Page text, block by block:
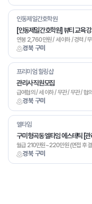
경북 구미
인동제일간호학원
[인동제일간호학원] 뷰티 교육
연봉 2,760만원 / 세 이하 / 경력 /
경북 구미
프리미엄 힐링샵
관리사 직원모집
급여협의 / 세 이하 / 무관 / 무관 / 협
경북 구미
엘타임
구미 형곡동 엘타임 에스테틱 [
월급 210만원~220만원 (면접 후 결